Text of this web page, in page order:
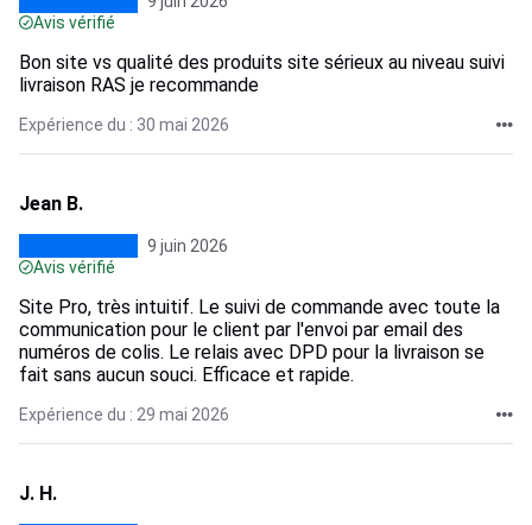
Avis vérifié
Bon site vs qualité des produits site sérieux au niveau suivi
livraison RAS je recommande
Expérience du : 30 mai 2026
Jean B.
9 juin 2026
Avis vérifié
Site Pro, très intuitif. Le suivi de commande avec toute la
communication pour le client par l'envoi par email des
numéros de colis. Le relais avec DPD pour la livraison se
fait sans aucun souci. Efficace et rapide.
Expérience du : 29 mai 2026
J. H.